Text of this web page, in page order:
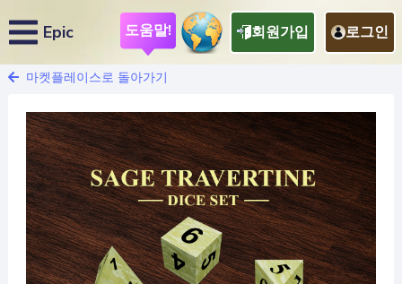
Epic 도움말! 회원가입 로그인
마켓플레이스로 돌아가기